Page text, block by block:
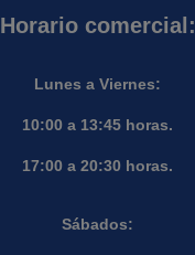
Horario comercial:
Lunes a Viernes:
10:00 a 13:45 horas.
17:00 a 20:30 horas.
Sábados: